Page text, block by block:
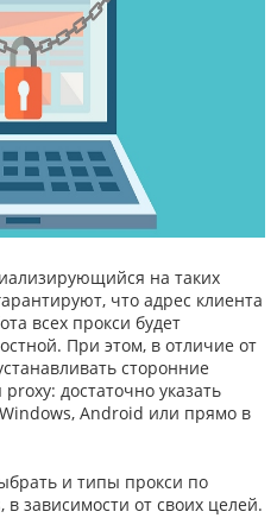
на таких
что адрес клиента
всех прокси будет
При этом, в отличие от
сторонние
достаточно указать
Android или прямо в
и типы прокси по
в зависимости от своих целей.